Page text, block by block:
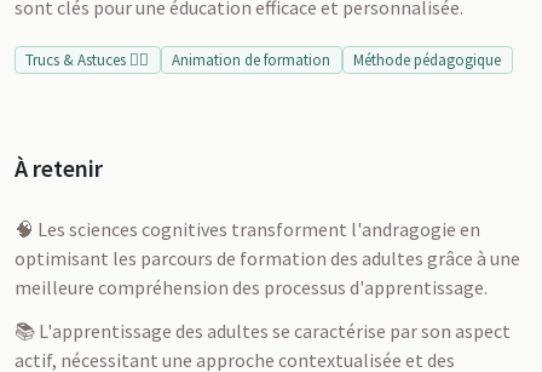
sont clés pour une éducation efficace et personnalisée.
Trucs & Astuces 👍🏻 Animation de formation Méthode pédagogique
À retenir
🧠 Les sciences cognitives transforment l'andragogie en
optimisant les parcours de formation des adultes grâce à une
meilleure compréhension des processus d'apprentissage.
📚 L'apprentissage des adultes se caractérise par son aspect
actif, nécessitant une approche contextualisée et des